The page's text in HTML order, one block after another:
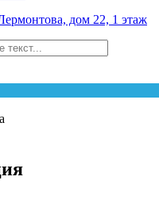
дом 22, 1 этаж